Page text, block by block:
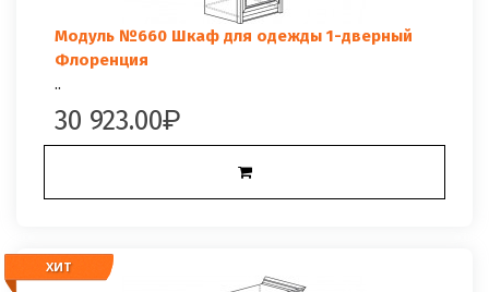
Модуль №660 Шкаф для одежды 1-дверный
Флоренция
..
30 923.00
ХИТ
ХИТ